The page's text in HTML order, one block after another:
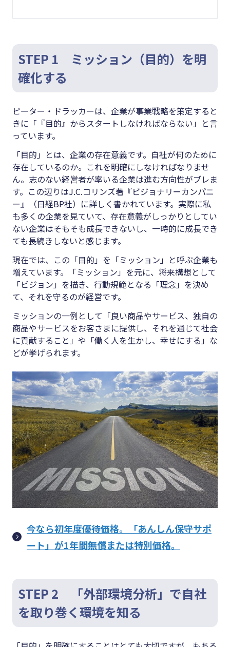
STEP 1 ミッション（目的）を明
確化する
ピーター・ドラッカーは、企業が事業戦略を策定すると
きに「『目的』からスタートしなければならない」と言
っています。
「目的」とは、企業の存在意義です。自社が何のために
存在しているのか。これを明確にしなければなりませ
ん。志のない経営者が率いる企業は進む方向性がブレま
す。この辺りはJ.C.コリンズ著『ビジョナリーカンパニ
ー』（日経BP社）に詳しく書かれています。実際に私
も多くの企業を見ていて、存在意義がしっかりとしてい
ない企業はそもそも成長できないし、一時的に成長でき
ても長続きしないと感じます。
現在では、この「目的」を「ミッション」と呼ぶ企業も
増えています。「ミッション」を元に、将来構想として
「ビジョン」を描き、行動規範となる「理念」を決め
て、それを守るのが経営です。
ミッションの一例として「良い商品やサービス、独自の
商品やサービスをお客さまに提供し、それを通じて社会
に貢献すること」や「働く人を生かし、幸せにする」な
どが挙げられます。
今なら初年度優待価格。「あんしん保守サポ
ート」が1年間無償または特別価格。
STEP 2 「外部環境分析」で自社
を取り巻く環境を知る